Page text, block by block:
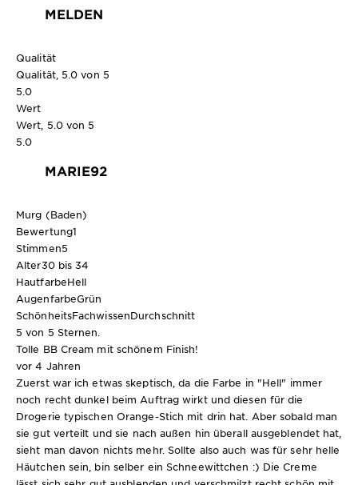
MELDEN
Qualität
Qualität, 5.0 von 5
5.0
Wert
Wert, 5.0 von 5
5.0
MARIE92
Murg (Baden)
Bewertung1
Stimmen5
Alter30 bis 34
HautfarbeHell
AugenfarbeGrün
SchönheitsFachwissenDurchschnitt
5 von 5 Sternen.
Tolle BB Cream mit schönem Finish!
vor 4 Jahren
Zuerst war ich etwas skeptisch, da die Farbe in "Hell" immer
noch recht dunkel beim Auftrag wirkt und diesen für die
Drogerie typischen Orange-Stich mit drin hat. Aber sobald man
sie gut verteilt und sie nach außen hin überall ausgeblendet hat,
sieht man davon nichts mehr. Sollte also auch was für sehr helle
Häutchen sein, bin selber ein Schneewittchen :) Die Creme